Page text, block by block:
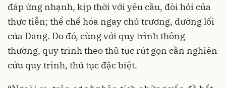
đáp ứng nhạnh, kịp thời với yêu cầu, đòi hỏi của
thực tiễn; thể chế hóa ngay chủ trương, đường lối
của Đảng. Do đó, cùng với quy trình thông
thường, quy trình theo thủ tục rút gọn cần nghiên
cứu quy trình, thủ tục đặc biệt.